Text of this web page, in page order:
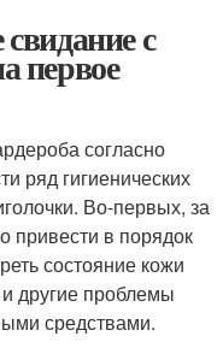
с
первое
согласно
ряд гигиенических
Во-первых, за
привести в порядок
состояние кожи
другие проблемы
средствами.